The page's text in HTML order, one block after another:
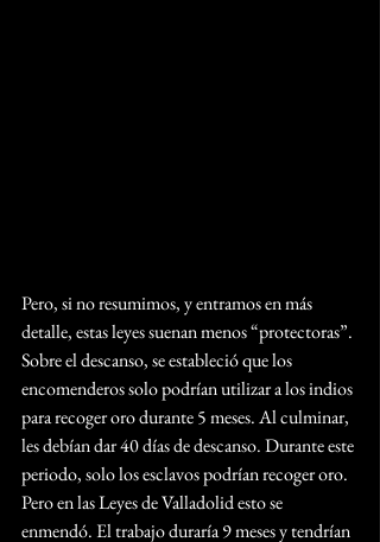
Pero, si no resumimos, y entramos en más
detalle, estas leyes suenan menos “protectoras”.
Sobre el descanso, se estableció que los
encomenderos solo podrían utilizar a los indios
para recoger oro durante 5 meses. Al culminar,
les debían dar 40 días de descanso. Durante este
periodo, solo los esclavos podrían recoger oro.
Pero en las Leyes de Valladolid esto se
enmendó. El trabajo duraría 9 meses y tendrían